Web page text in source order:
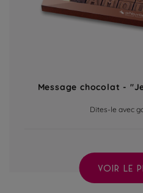
Message chocolat -
Dites-le avec
VOIR LE